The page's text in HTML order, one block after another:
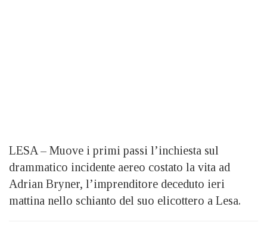
LESA – Muove i primi passi l’inchiesta sul
drammatico incidente aereo costato la vita ad
Adrian Bryner, l’imprenditore deceduto ieri
mattina nello schianto del suo elicottero a Lesa.